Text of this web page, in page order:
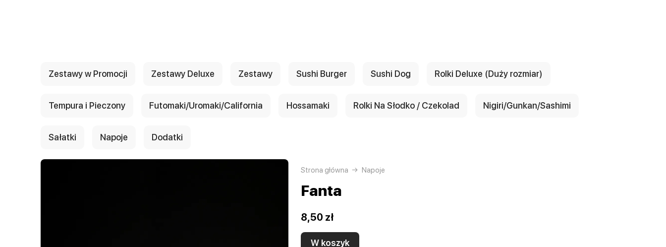
Zestawy w Promocji Zestawy Deluxe Zestawy Sushi Burger Sushi Dog Rolki Deluxe (Duży rozmiar)
Tempura i Pieczony Futomaki/Uromaki/California Hossamaki Rolki Na Słodko / Czekolad Nigiri/Gunkan/Sashimi
Sałatki Napoje Dodatki
Strona główna Napoje
Fanta
8,50 zł
W koszyk